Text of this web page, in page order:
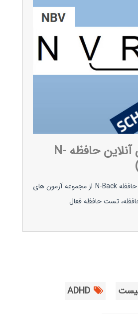
انجام آزمون آنلاین حافظه N-
انجام آزمون آنلاین حافظه N-Back از مجموعه آزمون های
تست حافظه فعال
ADHD